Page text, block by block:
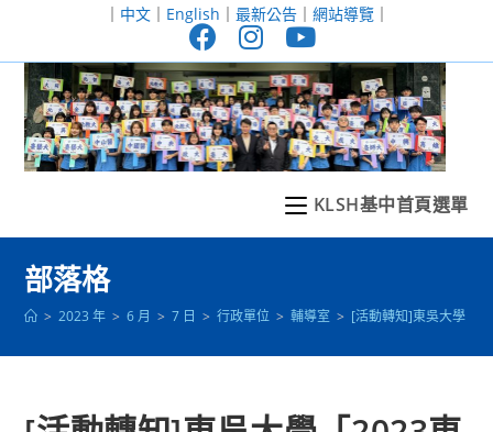
至
｜ 中文｜ English ｜ 最新公告｜ 網站導覽｜
KLSH基中首頁選單
部落格
> 2023 年 > 6 月 > 7 日 > 行政單位 > 輔導室 > [活動轉知]東吳大學「